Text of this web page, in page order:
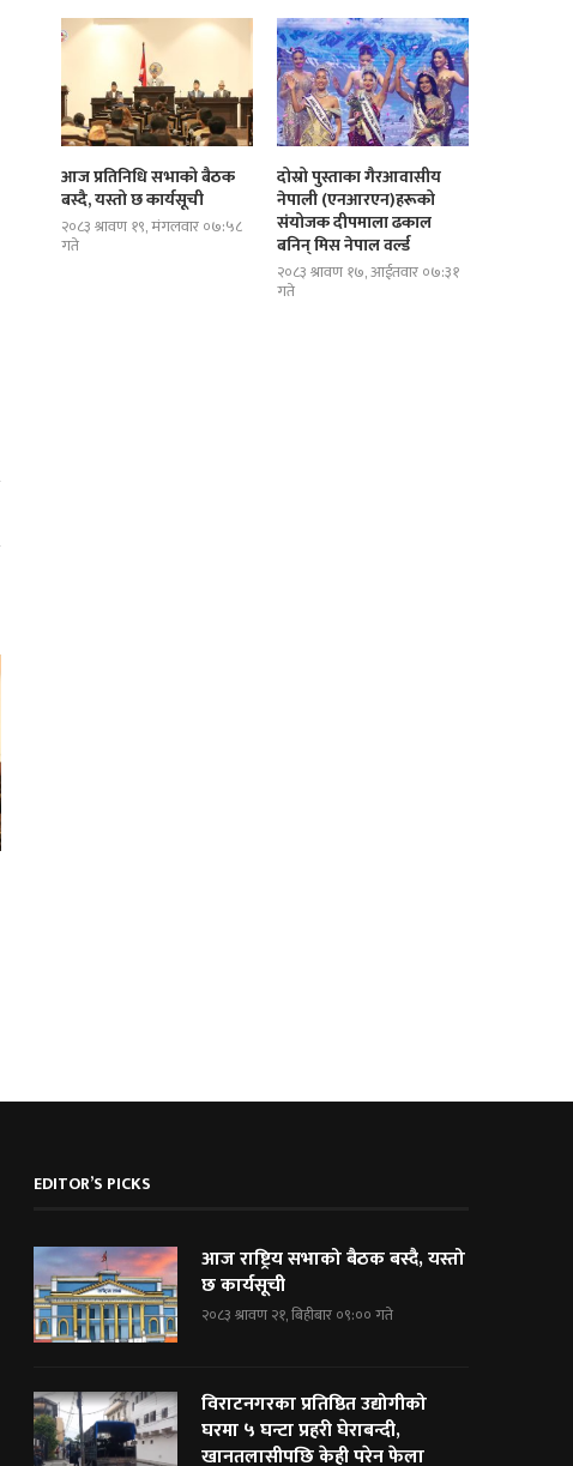
आज प्रतिनिधि सभाको बैठक
बस्दै, यस्तो छ कार्यसूची
२०८३ श्रावण १९, मंगलवार ०७:५८
गते
दोस्रो पुस्ताका गैरआवासीय
नेपाली (एनआरएन)हरूको
संयोजक दीपमाला ढकाल
बनिन् मिस नेपाल वर्ल्ड
२०८३ श्रावण १७, आईतवार ०७:३१
गते
EDITOR’S PICKS
आज राष्ट्रिय सभाको बैठक बस्दै, यस्तो
छ कार्यसूची
२०८३ श्रावण २१, बिहीबार ०९:०० गते
विराटनगरका प्रतिष्ठित उद्योगीको
घरमा ५ घन्टा प्रहरी घेराबन्दी,
खानतलासीपछि केही परेन फेला